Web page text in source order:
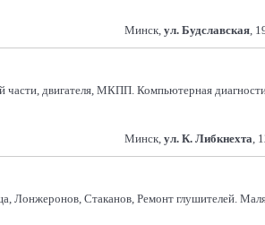
Минск, ул. Будславская,
двигателя, МКПП. Компьютерная
Минск, ул. К. Либкнехта,
Стаканов, Ремонт глушителей.